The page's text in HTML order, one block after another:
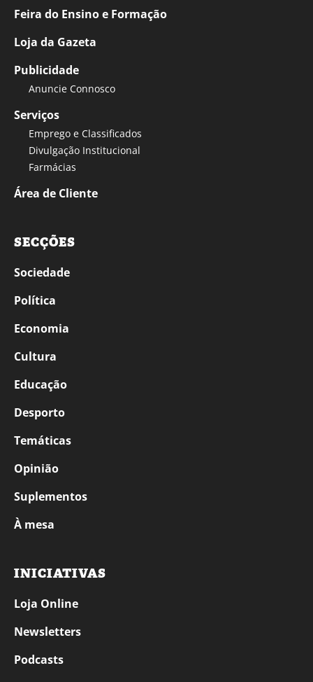
Feira do Ensino e Formação
Loja da Gazeta
Publicidade
Anuncie Connosco
Serviços
Emprego e Classificados
Divulgação Institucional
Farmácias
Área de Cliente
SECÇÕES
Sociedade
Política
Economia
Cultura
Educação
Desporto
Temáticas
Opinião
Suplementos
À mesa
INICIATIVAS
Loja Online
Newsletters
Podcasts